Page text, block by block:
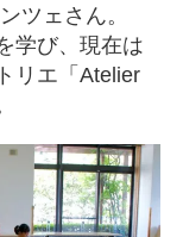
ツェさん。
学び、現在は
リエ「Atelier